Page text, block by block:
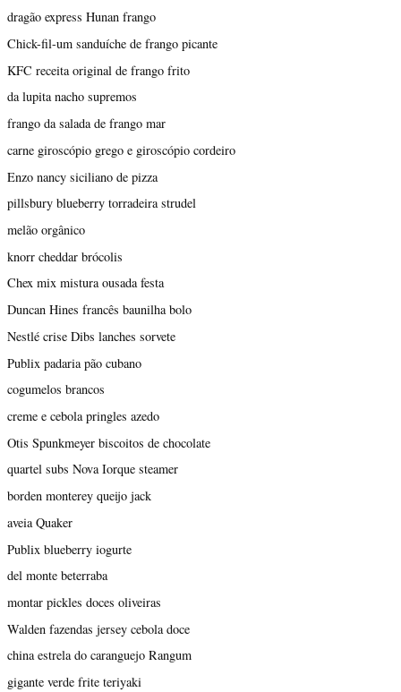
dragão express Hunan frango
Chick-fil-um sanduíche de frango picante
KFC receita original de frango frito
da lupita nacho supremos
frango da salada de frango mar
carne giroscópio grego e giroscópio cordeiro
Enzo nancy siciliano de pizza
pillsbury blueberry torradeira strudel
melão orgânico
knorr cheddar brócolis
Chex mix mistura ousada festa
Duncan Hines francês baunilha bolo
Nestlé crise Dibs lanches sorvete
Publix padaria pão cubano
cogumelos brancos
creme e cebola pringles azedo
Otis Spunkmeyer biscoitos de chocolate
quartel subs Nova Iorque steamer
borden monterey queijo jack
aveia Quaker
Publix blueberry iogurte
del monte beterraba
montar pickles doces oliveiras
Walden fazendas jersey cebola doce
china estrela do caranguejo Rangum
gigante verde frite teriyaki